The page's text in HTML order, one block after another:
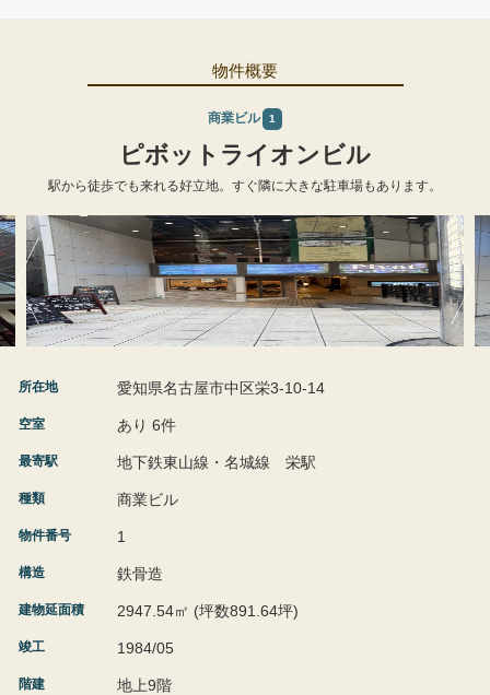
物件概要
商業ビル 1
ピボットライオンビル
駅から徒歩でも来れる好立地。すぐ隣に大きな駐車場もあります。
所在地 愛知県名古屋市中区栄3-10-14
空室 あり 6件
最寄駅 地下鉄東山線・名城線 栄駅
種類 商業ビル
物件番号 1
構造 鉄骨造
建物延面積 2947.54㎡ (坪数891.64坪)
竣工 1984/05
階建 地上9階